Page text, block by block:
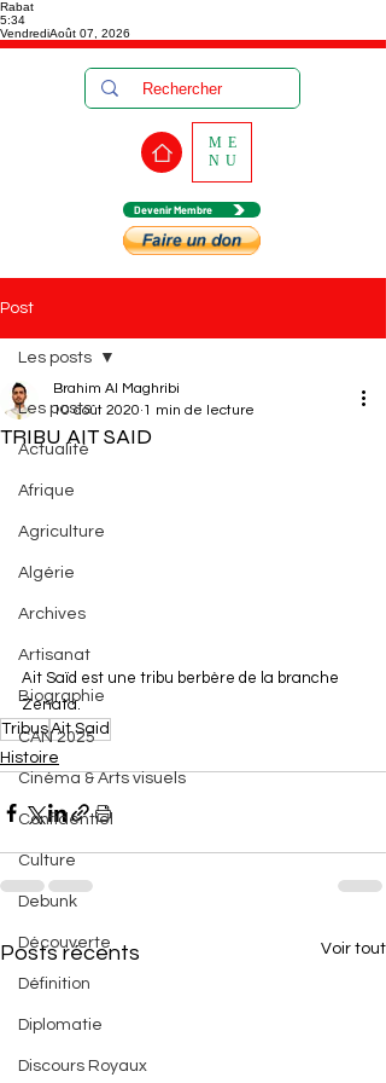
Rabat
5:34
VendrediAoût 07, 2026
Devenir Membre
ME
NU
Post
Les posts
Actualité
Afrique
Agriculture
Algérie
Archives
Artisanat
Biographie
CAN 2025
Cinéma & Arts visuels
Confidentiel
Culture
Debunk
Découverte
Définition
Diplomatie
Discours Royaux
Les posts
TRIBU AIT SAID
Brahim Al Maghribi
10 août 2020 1 min de lecture
Ait Saïd est une tribu berbère de la branche
Zenata.
TribusAit Said
Histoire
Posts récents Voir tout